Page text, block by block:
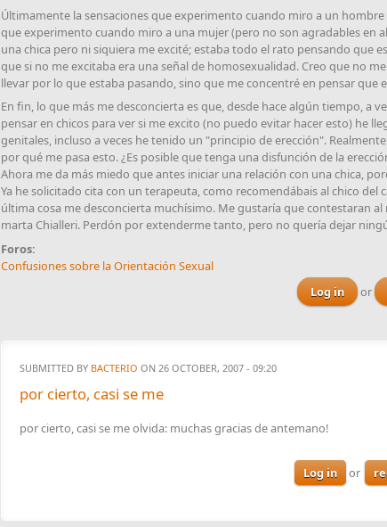
Últimamente la sensaciones que experimento cuando miro a un
que experimento cuando miro a una mujer (pero no son agradables en
una chica pero ni siquiera me excité; estaba todo el rato pensando que
que si no me excitaba era una señal de homosexualidad. Creo que no
llevar por lo que estaba pasando, sino que me concentré en pensar que
En fin, lo que más me desconcierta es que, desde hace algún tiempo, a
pensar en chicos para ver si me excito (no puedo evitar hacer esto) he
genitales, incluso a veces he tenido un "principio de erección".
por qué me pasa esto. ¿Es posible que tenga una disfunción de la
Ahora me da más miedo que antes iniciar una relación con una chica,
Ya he solicitado cita con un terapeuta, como recomendábais al chico del
última cosa me desconcierta muchísimo. Me gustaría que contestaran al
marta Chialleri. Perdón por extenderme tanto, pero no quería dejar
Foros:
Confusiones sobre la Orientación Sexual
Log in
or
SUBMITTED BY BACTERIO ON 26 OCTOBER, 2007 - 09:20
por cierto, casi se me
por cierto, casi se me olvida: muchas gracias de antemano!
Log in or